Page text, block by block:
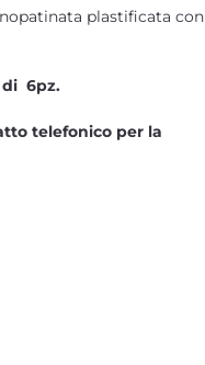
plastificata con
6pz.
telefonico per la